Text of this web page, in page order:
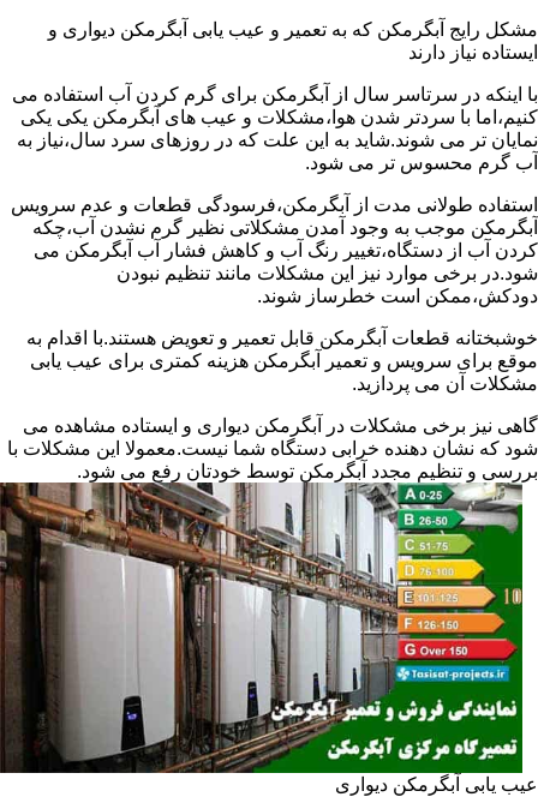
مشکل رایج آبگرمکن که به تعمیر و عیب یابی آبگرمکن دیواری و
ایستاده نیاز دارند
با اینکه در سرتاسر سال از آبگرمکن برای گرم کردن آب استفاده می
کنیم،اما با سردتر شدن هوا،مشکلات و عیب های آبگرمکن یکی یکی
نمایان تر می شوند.شاید به این علت که در روزهای سرد سال،نیاز به
آب گرم محسوس تر می شود.
استفاده طولانی مدت از آبگرمکن،فرسودگی قطعات و عدم سرویس
آبگرمکن موجب به وجود آمدن مشکلاتی نظیر گرم نشدن آب،چکه
کردن آب از دستگاه،تغییر رنگ آب و کاهش فشار آب آبگرمکن می
شود.در برخی موارد نیز این مشکلات مانند تنظیم نبودن
دودکش،ممکن است خطرساز شوند.
خوشبختانه قطعات آبگرمکن قابل تعمیر و تعویض هستند.با اقدام به
موقع برای سرویس و تعمیر آبگرمکن هزینه کمتری برای عیب یابی
مشکلات آن می پردازید.
گاهی نیز برخی مشکلات در آبگرمکن دیواری و ایستاده مشاهده می
شود که نشان دهنده خرابی دستگاه شما نیست.معمولا این مشکلات با
بررسی و تنظیم مجدد آبگرمکن توسط خودتان رفع می شود.
عیب یابی آبگرمکن دیواری